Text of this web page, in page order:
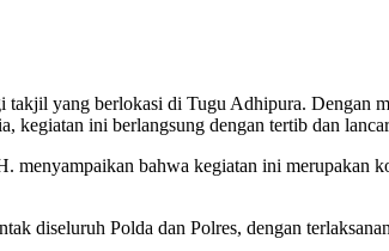
takjil yang berlokasi di Tugu Adhipura. Dengan
kegiatan ini berlangsung dengan tertib dan
bahwa kegiatan ini merupakan
diseluruh Polda dan Polres, dengan